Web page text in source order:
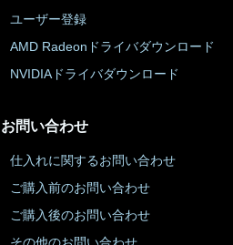
ユーザー登録
AMD Radeonドライバダウンロード
NVIDIAドライバダウンロード
お問い合わせ
仕入れに関するお問い合わせ
ご購入前のお問い合わせ
ご購入後のお問い合わせ